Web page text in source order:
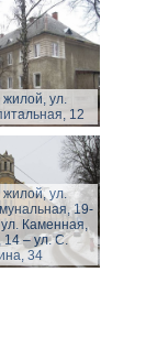
ул.
12
ул.
19-
Каменная,
14 – ул. С.
34